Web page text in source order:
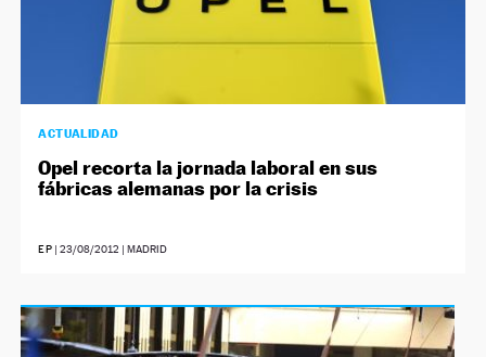
ACTUALIDAD
Opel recorta la jornada laboral en sus
fábricas alemanas por la crisis
EP |23/08/2012 | MADRID